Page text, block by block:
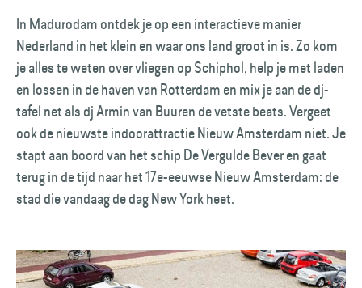
In Madurodam ontdek je op een interactieve manier
Nederland in het klein en waar ons land groot in is. Zo kom
je alles te weten over vliegen op Schiphol, help je met laden
en lossen in de haven van Rotterdam en mix je aan de dj-
tafel net als dj Armin van Buuren de vetste beats. Vergeet
ook de nieuwste indoorattractie Nieuw Amsterdam niet. Je
stapt aan boord van het schip De Vergulde Bever en gaat
terug in de tijd naar het 17e-eeuwse Nieuw Amsterdam: de
stad die vandaag de dag New York heet.